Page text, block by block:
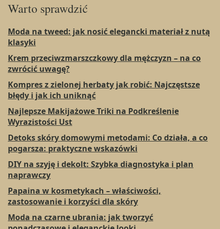
Warto sprawdzić
Moda na tweed: jak nosić elegancki materiał z nutą
klasyki
Krem przeciwzmarszczkowy dla mężczyzn – na co
zwrócić uwagę?
Kompres z zielonej herbaty jak robić: Najczęstsze
błędy i jak ich uniknąć
Najlepsze Makijażowe Triki na Podkreślenie
Wyrazistości Ust
Detoks skóry domowymi metodami: Co działa, a co
pogarsza: praktyczne wskazówki
DIY na szyję i dekolt: Szybka diagnostyka i plan
naprawczy
Papaina w kosmetykach – właściwości,
zastosowanie i korzyści dla skóry
Moda na czarne ubrania: jak tworzyć